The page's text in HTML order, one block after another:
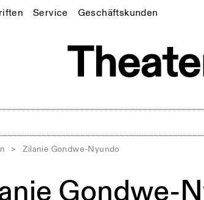
Service Geschäftskunden
> Zilanie Gondwe-Nyundo
Gondwe-